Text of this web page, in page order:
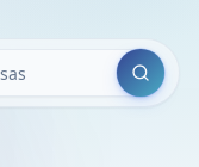
Buscar